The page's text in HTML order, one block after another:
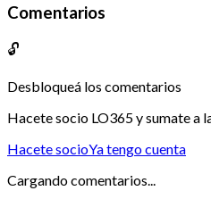
Comentarios
🔓
Desbloqueá los comentarios
Hacete socio LO365 y sumate a
Hacete socioYa tengo cuenta
Cargando comentarios...